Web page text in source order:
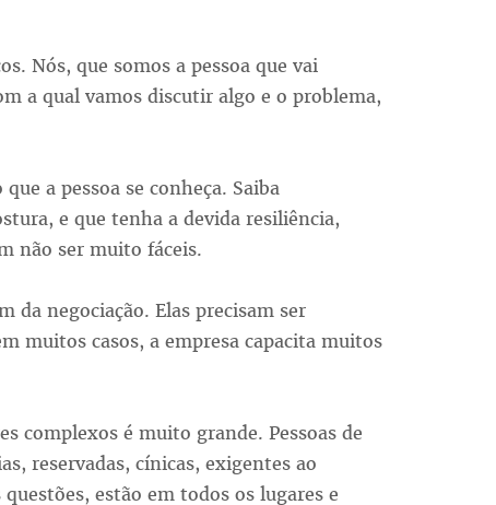
Nós, que somos a pessoa que vai
a qual vamos discutir algo e o problema,
a pessoa se conheça. Saiba
e que tenha a devida resiliência,
não ser muito fáceis.
da negociação. Elas precisam ser
muitos casos, a empresa capacita muitos
complexos é muito grande. Pessoas de
reservadas, cínicas, exigentes ao
estão em todos os lugares e